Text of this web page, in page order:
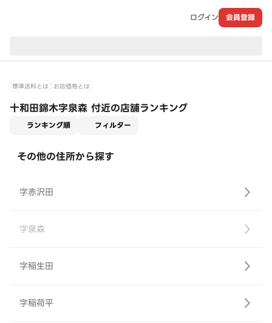
ログイン 会員登録
標準送料とは お店価格とは
十和田錦木字泉森 付近の店舗ランキング
ランキング順 フィルター
その他の住所から探す
字赤沢田
字泉森
字稲生田
字稲荷平